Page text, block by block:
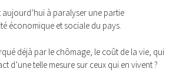
aujourd’hui à paralyser une partie
économique et sociale du pays.
déjà par le chômage, le coût de la vie, qui
d’une telle mesure sur ceux qui en vivent ?